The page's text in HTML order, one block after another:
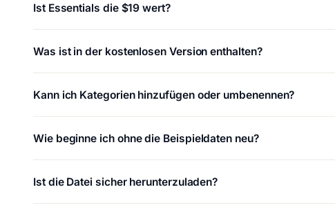
Ist Essentials die $19 wert?
Was ist in der kostenlosen Version enthalten?
Kann ich Kategorien hinzufügen oder umbenennen?
Wie beginne ich ohne die Beispieldaten neu?
Ist die Datei sicher herunterzuladen?